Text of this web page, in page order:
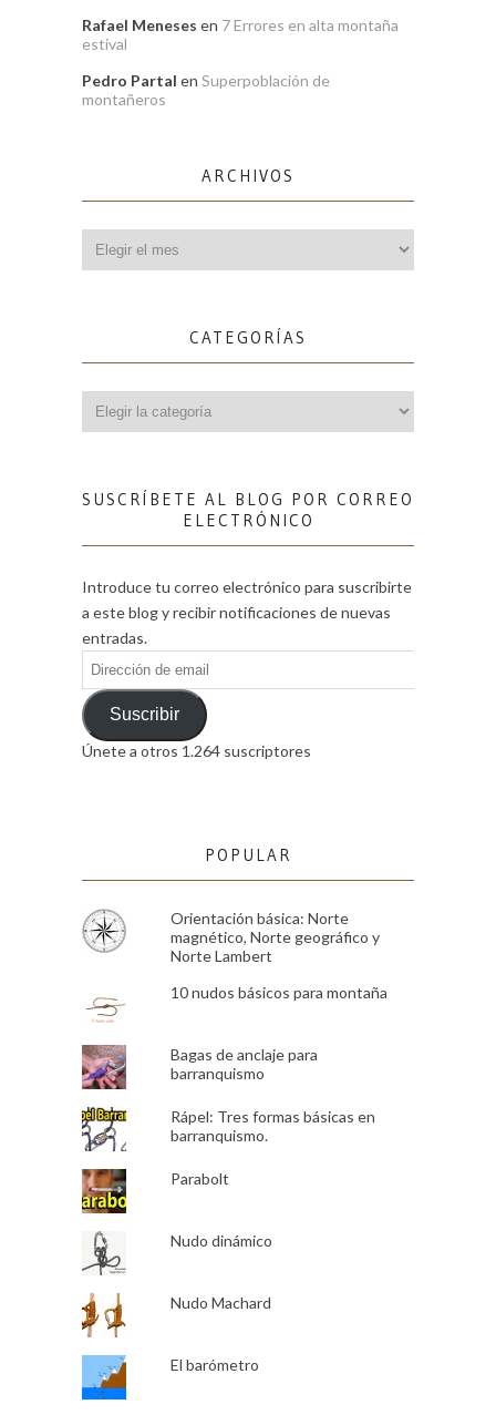
Rafael Meneses en 7 Errores en alta montaña
estival
Pedro Partal en Superpoblación de
montañeros
ARCHIVOS
CATEGORÍAS
SUSCRÍBETE AL BLOG POR CORREO
ELECTRÓNICO
Introduce tu correo electrónico para suscribirte
a este blog y recibir notificaciones de nuevas
entradas.
Dirección
de
emailSuscribir
Únete a otros 1.264 suscriptores
POPULAR
Orientación básica: Norte
magnético, Norte geográfico y
Norte Lambert
10 nudos básicos para montaña
Bagas de anclaje para
barranquismo
Rápel: Tres formas básicas en
barranquismo.
Parabolt
Nudo dinámico
Nudo Machard
El barómetro